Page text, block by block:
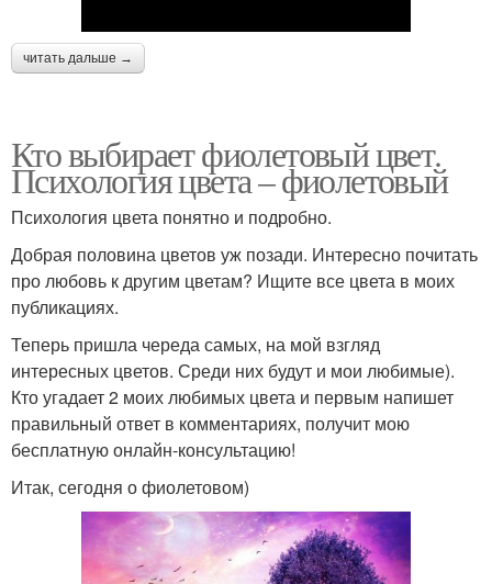
читать дальше →
Кто выбирает фиолетовый цвет.
Психология цвета – фиолетовый
Психология цвета понятно и подробно.
Добрая половина цветов уж позади. Интересно почитать
про любовь к другим цветам? Ищите все цвета в моих
публикациях.
Теперь пришла череда самых, на мой взгляд
интересных цветов. Среди них будут и мои любимые).
Кто угадает 2 моих любимых цвета и первым напишет
правильный ответ в комментариях, получит мою
бесплатную онлайн-консультацию!
Итак, сегодня о фиолетовом)